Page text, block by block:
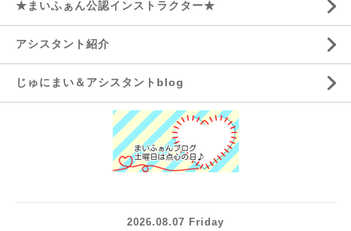
★まいふぁん公認インストラクター★
アシスタント紹介
じゅにまい＆アシスタントblog
2026.08.07 Friday